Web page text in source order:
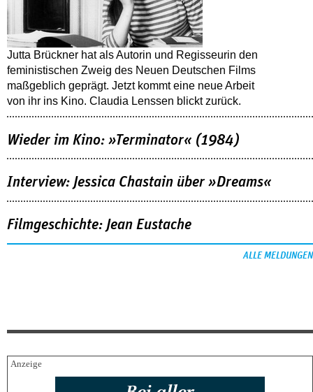
Jutta Brückner hat als Autorin und Regisseurin den
feministischen Zweig des Neuen Deutschen Films
maßgeblich geprägt. Jetzt kommt eine neue Arbeit
von ihr ins Kino. Claudia Lenssen blickt zurück.
Wieder im Kino: »Terminator« (1984)
Interview: Jessica Chastain über »Dreams«
Filmgeschichte: Jean Eustache
ALLE MELDUNGEN